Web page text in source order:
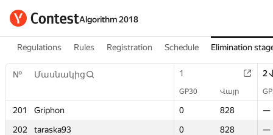
Algorithm 2018
Regulations Rules Registration Schedule Elimination
№ Մասնակից 1 2
GP30 Վայր
201 Griphon 0 828
—
202
taraska93 0 828
—
№ Մասնակից 1 2
GP30 Վայր
201 Griphon 0 828
—
202
taraska93 0 828
—